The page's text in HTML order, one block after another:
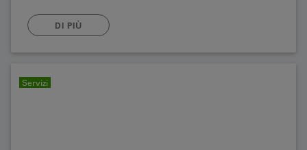
DI PIÙ
Servizi